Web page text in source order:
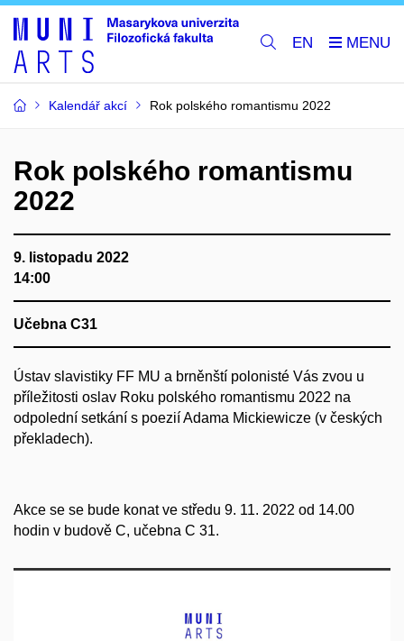
EN
Kalendář akcí Rok polského romantismu 2022
Rok polského romantismu
2022
9. listopadu 2022
14:00
Učebna C31
Ústav slavistiky FF MU a brněnští polonisté Vás zvou u
příležitosti oslav Roku polského romantismu 2022 na
odpolední setkání s poezií Adama Mickiewicze (v českých
překladech).
Akce se se bude konat ve středu 9. 11. 2022 od 14.00
hodin v budově C, učebna C 31.